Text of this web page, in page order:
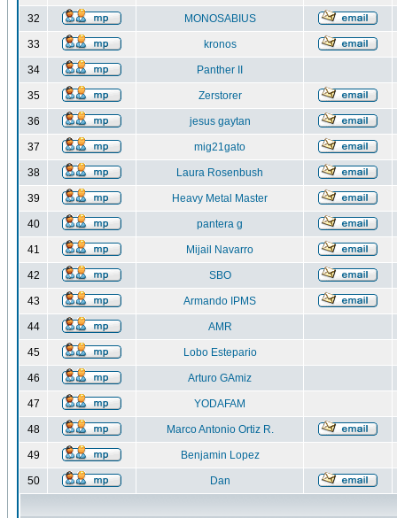
32 MONOSABIUS
33 kronos
34 Panther II
35 Zerstorer
36 jesus gaytan
37 mig21gato
38 Laura Rosenbush
39 Heavy Metal Master
40 pantera g
41 Mijail Navarro
42 SBO
43 Armando IPMS
44 AMR
45 Lobo Estepario
46 Arturo GAmiz
47 YODAFAM
48 Marco Antonio Ortiz R.
49 Benjamin Lopez
50 Dan